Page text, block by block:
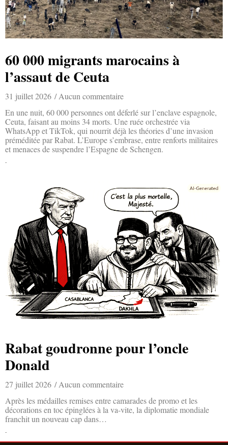
60 000 migrants marocains à
l’assaut de Ceuta
31 juillet 2026
Aucun commentaire
En une nuit, 60 000 personnes ont déferlé sur l’enclave espagnole,
Ceuta, faisant au moins 34 morts. Une ruée orchestrée via
WhatsApp et TikTok, qui nourrit déjà les théories d’une invasion
préméditée par Rabat. L’Europe s’embrase, entre renforts militaires
et menaces de suspendre l’Espagne de Schengen.
Rabat goudronne pour l’oncle
Donald
27 juillet 2026
Aucun commentaire
Après les médailles remises entre camarades de promo et les
décorations en toc épinglées à la va-vite, la diplomatie mondiale
franchit un nouveau cap dans…